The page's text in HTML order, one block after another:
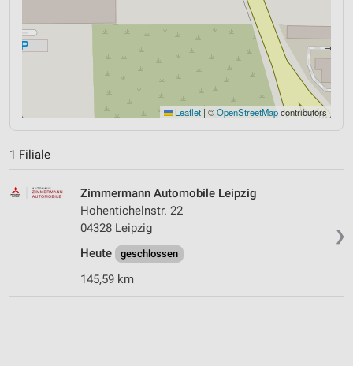
Leaflet | ©OpenStreetMapcontributors
1 Filiale
❯
Zimmermann Automobile Leipzig
Hohentichelnstr. 22
04328 Leipzig
Heute
geschlossen
145,59 km